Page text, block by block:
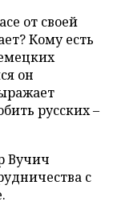
от своей
Кому есть
он
русских –
Вучич
с